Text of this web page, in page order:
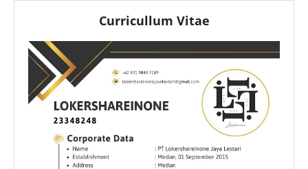
Curricullum Vitae